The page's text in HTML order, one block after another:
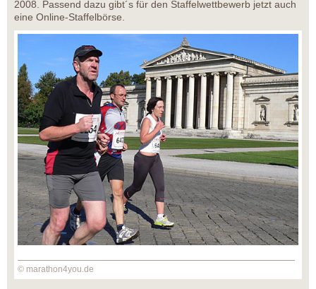
2008. Passend dazu gibt´s für den Staffelwettbewerb jetzt auch
eine Online-Staffelbörse.
© marathon4you.de